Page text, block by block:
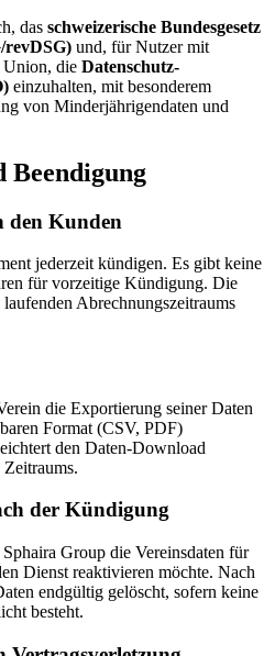
das schweizerische Bundesgesetz
revDSG) und, für Nutzer mit
Union, die Datenschutz-
einzuhalten, mit besonderem
von Minderjährigendaten und
Beendigung
den Kunden
jederzeit kündigen. Es gibt keine
für vorzeitige Kündigung. Die
Abrechnungszeitraums
die Exportierung seiner Daten
Format (CSV, PDF)
den Daten-Download
Zeitraums.
der Kündigung
Group die Vereinsdaten für
Dienst reaktivieren möchte. Nach
endgültig gelöscht, sofern keine
besteht.